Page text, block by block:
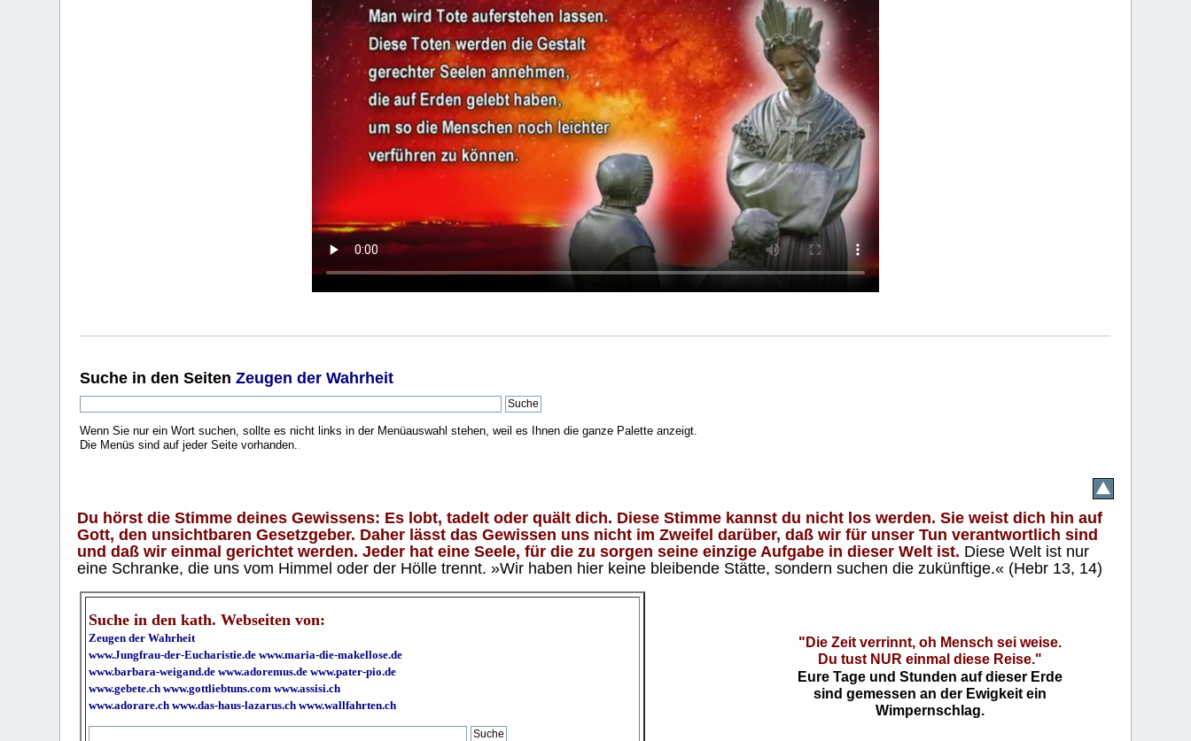
Suche in den SeitenZeugen der Wahrheit
Wenn Sie nur ein Wort suchen, sollte es nicht links in der Menüauswahl stehen, weil es Ihnen die ganze Palette anzeigt.
Die Menüs sind auf jeder Seite vorhanden..
Du hörst die Stimme deines Gewissens: Es lobt, tadelt oder quält dich. Diese Stimme kannst du nicht los werden. Sie weist dich hin auf
Gott, den unsichtbaren Gesetzgeber. Daher lässt das Gewissen uns nicht im Zweifel darüber, daß wir für unser Tun verantwortlich sind
und daß wir einmal gerichtet werden. Jeder hat eine Seele, für die zu sorgen seine einzige Aufgabe in dieser Welt ist. Diese Welt ist nur
eine Schranke, die uns vom Himmel oder der Hölle trennt. »Wir haben hier keine bleibende Stätte, sondern suchen die zukünftige.« (Hebr 13, 14)
Suche in den kath. Webseiten von:
Zeugen der Wahrheit
www.Jungfrau-der-Eucharistie.de www.maria-die-makellose.de
www.barbara-weigand.de www.adoremus.de www.pater-pio.de
www.gebete.ch www.gottliebtuns.com www.assisi.ch
www.adorare.ch www.das-haus-lazarus.ch www.wallfahrten.ch
"Die Zeit verrinnt, oh Mensch sei weise.
Du tust NUR einmal diese Reise."
Eure Tage und Stunden auf dieser Erde
sind gemessen an der Ewigkeit ein
Wimpernschlag.